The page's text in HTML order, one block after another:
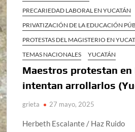
PRECARIEDAD LABORAL EN YUCATÁN
PRIVATIZACIÓN DE LA EDUCACIÓN
PROTESTAS DEL MAGISTERIO EN
TEMAS NACIONALES
YUCATÁN
Maestros protestan en
intentan arrollarlos
grieta 27 mayo, 2025
Herbeth Escalante / Haz Ruido